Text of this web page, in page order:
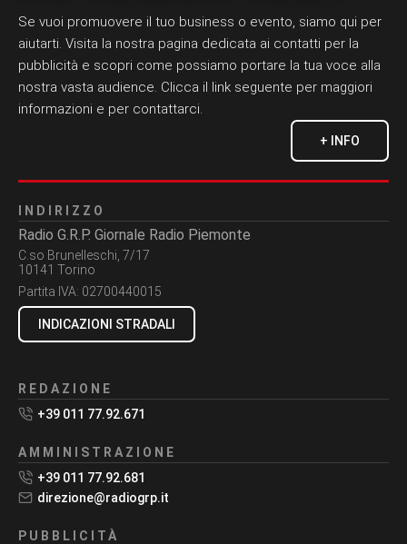
Se vuoi promuovere il tuo business o evento, siamo qui per
aiutarti. Visita la nostra pagina dedicata ai contatti per la
pubblicità e scopri come possiamo portare la tua voce alla
nostra vasta audience. Clicca il link seguente per maggiori
informazioni e per contattarci.
+ INFO
INDIRIZZO
Radio G.R.P. Giornale Radio Piemonte
C.so Brunelleschi, 7/17
10141 Torino
Partita IVA: 02700440015
INDICAZIONI STRADALI
REDAZIONE
+39 011 77.92.671
AMMINISTRAZIONE
+39 011 77.92.681
direzione@radiogrp.it
PUBBLICITÀ